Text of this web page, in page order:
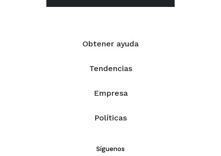
Obtener ayuda
Tendencias
Empresa
Políticas
Síguenos